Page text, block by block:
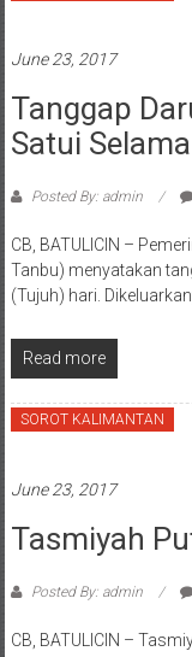
June 23, 2017
Tanggap
Satui
Posted By: admin
CB, BATULICIN –
Tanbu) menyatakan
(Tujuh) hari.
Read more
SOROT KALIMANTAN
June 23, 2017
Tasmiyah
Posted By: admin
CB, BATULICIN –